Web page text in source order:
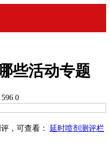
些活动专题
596 0
，可查看： 延时喷剂测评栏